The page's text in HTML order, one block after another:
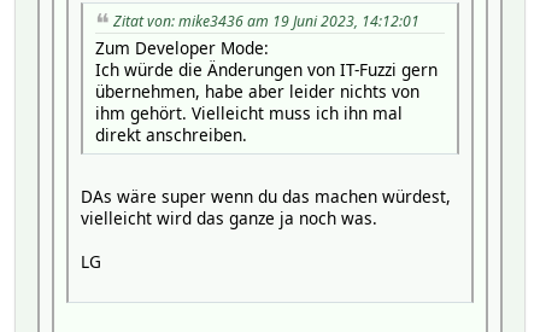
sub tahoma_handle_login_response($) {
my ($hash, $response) = @_;
my $name = $hash->{NAME};
if ($response->{httpCode} == 200) {
my $session_id = $response->{HTTPCookies}-
# Nach erfolgreicher Anmeldung können weitere
# Z.B. Token generieren, um die lokale API zu
tahoma_generate_token($hash, $session_id);
} else {
# Hier können Sie entsprechend auf einen
Zitat von: mike3436 am 19 Juni 2023, 14:12:01
Zum Developer Mode:
Ich würde die Änderungen von IT-Fuzzi gern
übernehmen, habe aber leider nichts von
ihm gehört. Vielleicht muss ich ihn mal
direkt anschreiben.
DAs wäre super wenn du das machen würdest,
vielleicht wird das ganze ja noch was.
LG